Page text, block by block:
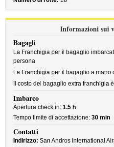
Informazioni sui
Bagagli
La Franchigia per il bagaglio
persona
La Franchigia per il bagaglio a mano
Il costo del bagaglio extra franchigia
Imbarco
Apertura check in:1.5 h
Tempo limite di accettazione:30 min
Contatti
Indirizzo: San Andros International